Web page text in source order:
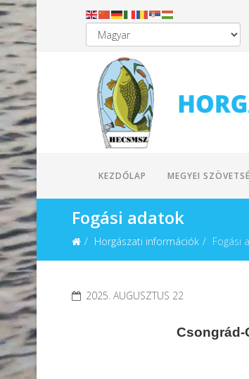
KEZDŐLAP MEGYEI
Fogási adatok
Horgászati információk Fogási
2025. AUGUSZTUS 22